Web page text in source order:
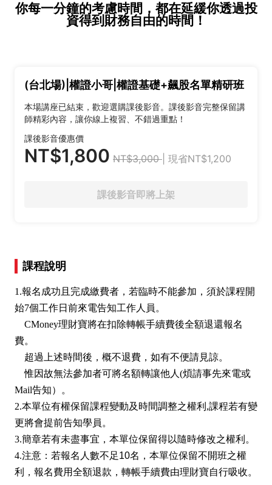
你每一分鐘的考慮時間，都在延緩你透過投
資得到財務自由的時間！
(台北場)|權證小哥|權證基礎+飆股名單精研班
本場講座已結束，歡迎選購課後影音。課後影音完整保留講
師精彩內容，讓你線上複習、不錯過重點！
課後影音優惠價
NT$1,800 NT$3,000 | 現省NT$1,200
課後影音即將上架
課程說明
1.報名成功且完成繳費者，若臨時不能參加，須於課程開
始7個工作日前來電告知工作人員。
CMoney理財寶將在扣除轉帳手續費後全額退還報名
費。
超過上述時間後，概不退費，如有不便請見諒。
惟因故無法參加者可將名額轉讓他人(煩請事先來電或
Mail告知）。
2.本單位有權保留課程變動及時間調整之權利,課程若有變
更將會提前告知學員。
3.簡章若有未盡事宜，本單位保留得以隨時修改之權利。
4.注意： 若報名人數不足10名，本單位保留不開班之權
利，報名費用全額退款，轉帳手續費由理財寶自行吸收。